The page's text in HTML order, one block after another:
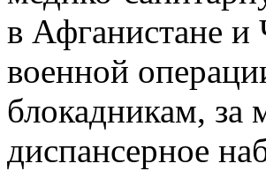
в Афганистане и
военной
блокадникам, за
диспансерное